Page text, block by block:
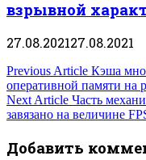
взрывной
27.08.202127.08.2021
Навигация
по
записям
Previous Article Кэша
оперативной памяти на
Next Article Часть
завязано на величине
Добавить